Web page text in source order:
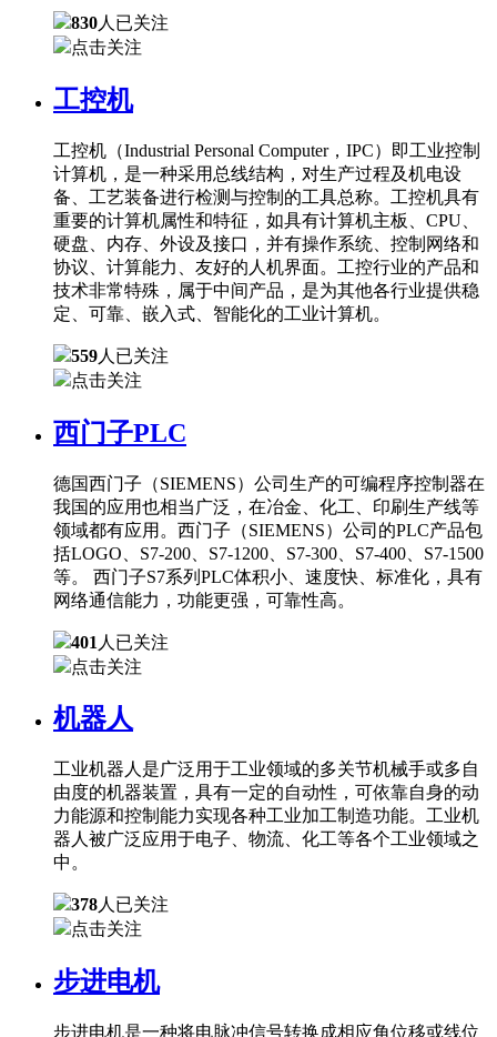
830人已关注
点击关注
工控机
工控机（Industrial Personal Computer，IPC）即工业控制
计算机，是一种采用总线结构，对生产过程及机电设
备、工艺装备进行检测与控制的工具总称。工控机具有
重要的计算机属性和特征，如具有计算机主板、CPU、
硬盘、内存、外设及接口，并有操作系统、控制网络和
协议、计算能力、友好的人机界面。工控行业的产品和
技术非常特殊，属于中间产品，是为其他各行业提供稳
定、可靠、嵌入式、智能化的工业计算机。
559人已关注
点击关注
西门子PLC
德国西门子（SIEMENS）公司生产的可编程序控制器在
我国的应用也相当广泛，在冶金、化工、印刷生产线等
领域都有应用。西门子（SIEMENS）公司的PLC产品包
括LOGO、S7-200、S7-1200、S7-300、S7-400、S7-1500
等。 西门子S7系列PLC体积小、速度快、标准化，具有
网络通信能力，功能更强，可靠性高。
401 人已关注
点击关注
机器人
工业机器人是广泛用于工业领域的多关节机械手或多自
由度的机器装置，具有一定的自动性，可依靠自身的动
力能源和控制能力实现各种工业加工制造功能。工业机
器人被广泛应用于电子、物流、化工等各个工业领域之
中。
378人已关注
点击关注
步进电机
步进电机是一种将电脉冲信号转换成相应角位移或线位